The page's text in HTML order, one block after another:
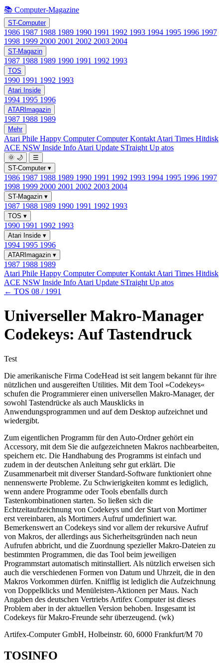
📚 Computer-Magazine
ST-Computer
1986 1987 1988 1989 1990 1991 1992 1993 1994 1995 1996 1997
1998 1999 2000 2001 2002 2003 2004
ST-Magazin
1987 1988 1989 1990 1991 1992 1993
TOS
1990 1991 1992 1993
Atari Inside
1994 1995 1996
ATARImagazin
1987 1988 1989
Mehr
Atari Phile Happy ComputerComputer Kontakt Atari Times Hitdisk
ACE NSW Inside Info Atari Update STraight Up atos
🌞 🌙
☰
ST-Computer ▾
1986 1987 1988 1989 1990 1991 1992 1993 1994 1995 1996 1997
1998 1999 2000 2001 2002 2003 2004
ST-Magazin ▾
1987 1988 1989 1990 1991 1992 1993
TOS ▾
1990 1991 1992 1993
Atari Inside ▾
1994 1995 1996
ATARImagazin ▾
1987 1988 1989
Atari Phile Happy ComputerComputer Kontakt Atari Times Hitdisk
ACE NSW Inside Info Atari Update STraight Up atos
← TOS 08 / 1991
Universeller Makro-Manager
Codekeys: Auf Tastendruck
Test
Die amerikanische Firma CodeHead ist seit langem bekannt für ihre
nützlichen und ausgereiften Utilities. Mit dem Tool »Codekeys«
schufen die Programmierer einen universellen Makro-Manager, der
sowohl Tastendrücke als auch Mausklicks in
Anwendungsprogrammen und auf dem Desktop aufzeichnet und
wiedergibt.
Zum eigentlichen Programm für den Auto-Ordner gehört ein
Accessory, mit dem Sie die aufgezeichneten Makros nachbearbeiten,
speichern etc. Die Handhabung des Programms ist einfach und
zudem in der deutschen Anleitung sehr gut erklärt. Die
Zusammenarbeit mit diverser Standard-Software funktioniert ohne
nennenswerte Probleme. Zu Schwierigkeiten kommt es lediglich,
wenn andere Programme oder Tools ebenfalls durch
Tastenkombinationen starten. So ließen sich die
Echtzeitaufzeichnung von Codekeys und der Start von Mortimer
erst vereinbaren, als Mortimers Aufruf umdefiniert war.
Bemerkenswert an Codekeys sind vor allem der rekursive Aufruf
von Makros, der allerdings aus Sicherheitsgründen nach neun
Aufrufen abbricht, und die Zuordnung spezieller Makro-Dateien zu
bestimmten Programmen, die das Tool beim jeweiligen
Programmstart automatisch mitinstalliert. Als nützlich erweisen sich
auch die verschiedenen Formen von Datum und Uhrzeit, die in den
Makros Vorkommen dürfen. Knifflig ist lediglich die Aufzeichnung
von Doppelklicks und Menüleisten-Aktionen per Maus. Nach
Angaben des deutschen Vertriebs Artifex Computer ist dieses
Problem aber in der aktuellen Version behoben. Insgesamt ist
Codekeys für Makro-Freunde sehr überzeugend. (wk)
Artifex-Computer GmbH, Holbeinstr. 60, 6000 Frankfurt/M 70
TOSINFO